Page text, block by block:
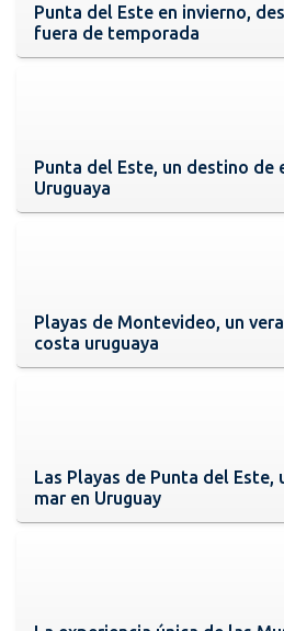
Punta del Este en invierno,
fuera de temporada
Punta del Este, un destino de
Uruguaya
Playas de Montevideo, un
costa uruguaya
Las Playas de Punta del Este,
mar en Uruguay